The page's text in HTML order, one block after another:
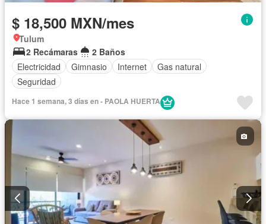
$ 18,500 MXN/mes
Tulum
2 Recámaras
2 Baños
Electricidad
Gimnasio Internet
Gas natural
Seguridad
Hace 1 semana, 3 días en - PAOLA HUERTA